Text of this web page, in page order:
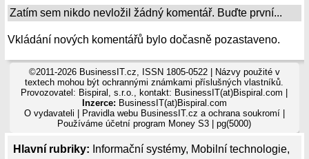
Hlavní rubriky: Informační systémy, Mobilní technologie,
Zatím sem nikdo nevložil žádný komentář. Buďte první...
Vkládání nových komentářů bylo dočasně pozastaveno.
©2011-2026 BusinessIT.cz, ISSN 1805-0522 | Názvy použité v
textech mohou být ochrannými známkami příslušných vlastníků.
Provozovatel: Bispiral, s.r.o., kontakt: BusinessIT(at)Bispiral.com |
Inzerce: BusinessIT(at)Bispiral.com
O vydavateli
Pravidla webu BusinessIT.cz a ochrana soukromí|
Používámeúčetní program Money S3 | pg(5000)